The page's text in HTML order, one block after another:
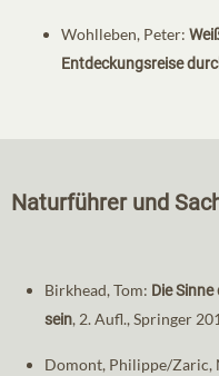
Wohlleben, Peter:
Entdeckungsreise
Naturführer und
Birkhead, Tom: Die
sein, 2. Aufl., Springer
Domont, Philippe/Zaric,